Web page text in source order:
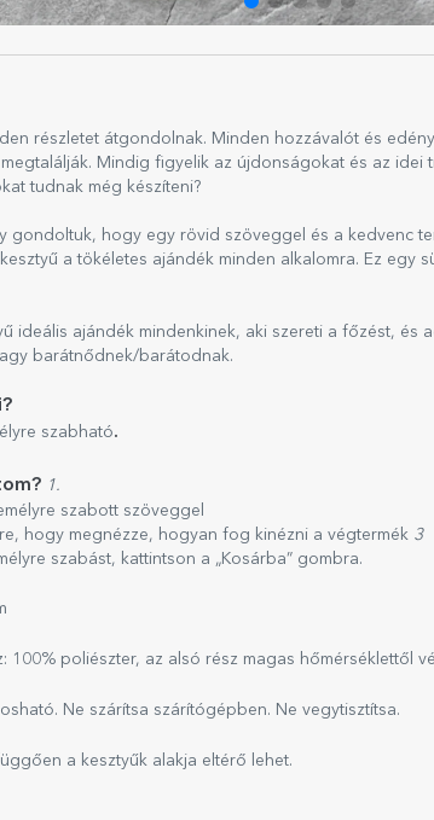
részletet átgondolnak. Minden hozzávalót és
Mindig figyelik az újdonságokat és az idei
tudnak még készíteni?
gondoltuk, hogy egy rövid szöveggel és a kedvenc
a tökéletes ajándék minden alkalomra. Ez egy
ideális ajándék mindenkinek, aki szereti a főzést, és
barátnődnek/barátodnak.
szabható.
1.
szabott szöveggel
hogy megnézze, hogyan fog kinézni a végtermék 3
szabást, kattintson a „Kosárba” gombra.
100% poliészter, az alsó rész magas hőmérséklettől
Ne szárítsa szárítógépben. Ne vegytisztítsa.
a kesztyűk alakja eltérő lehet.